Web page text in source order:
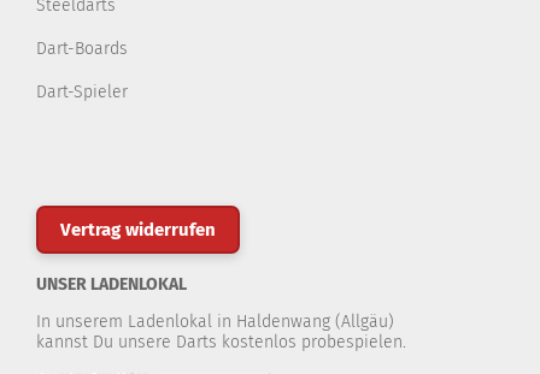
Steeldarts
Dart-Boards
Dart-Spieler
Vertrag widerrufen
UNSER LADENLOKAL
In unserem Ladenlokal in Haldenwang (Allgäu)
kannst Du unsere Darts kostenlos probespielen.